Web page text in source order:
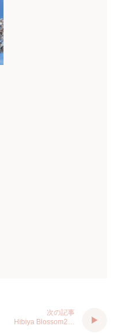
次の記事
Hibiya Blossom2…